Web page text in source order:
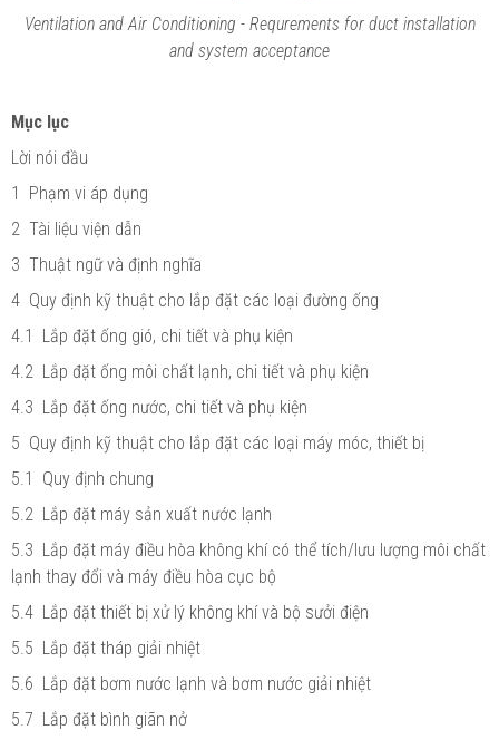
Ventilation and Air Conditioning - Requrements for duct installation
and system acceptance
Mục lục
Lời nói đầu
1 Phạm vi áp dụng
2 Tài liệu viện dẫn
3 Thuật ngữ và định nghĩa
4 Quy định kỹ thuật cho lắp đặt các loại đường ống
4.1 Lắp đặt ống gió, chi tiết và phụ kiện
4.2 Lắp đặt ống môi chất lạnh, chi tiết và phụ kiện
4.3 Lắp đặt ống nước, chi tiết và phụ kiện
5 Quy định kỹ thuật cho lắp đặt các loại máy móc, thiết bị
5.1 Quy định chung
5.2 Lắp đặt máy sản xuất nước lạnh
5.3 Lắp đặt máy điều hòa không khí có thể tích/lưu lượng môi chất
lạnh thay đổi và máy điều hòa cục bộ
5.4 Lắp đặt thiết bị xử lý không khí và bộ sưởi điện
5.5 Lắp đặt tháp giải nhiệt
5.6 Lắp đặt bơm nước lạnh và bơm nước giải nhiệt
5.7 Lắp đặt bình giãn nở